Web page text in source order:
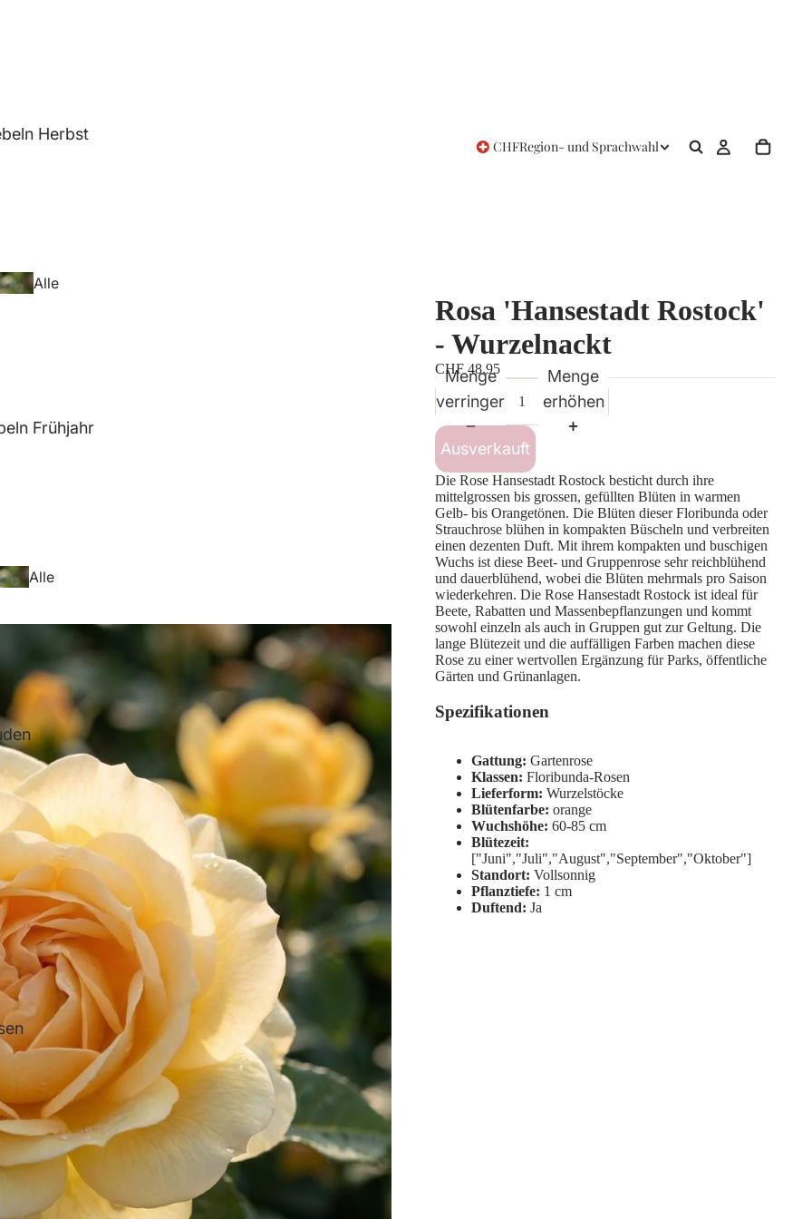
Herbst
Alle
Freesi
en
Fritillar
ia
Gladio
Frühjahr
Alle
Frühjahr
Anemo
ne
Begon
ie
CHFRegion- und Sprachwahl
Rosa 'Hansestadt Rostock'
- Wurzelnackt
CHF 48.95
Menge
verringern
Menge
erhöhen
Ausverkauft
Die Rose Hansestadt Rostock besticht durch ihre
mittelgrossen bis grossen, gefüllten Blüten in warmen
Gelb- bis Orangetönen. Die Blüten dieser Floribunda oder
Strauchrose blühen in kompakten Büscheln und verbreiten
einen dezenten Duft. Mit ihrem kompakten und buschigen
Wuchs ist diese Beet- und Gruppenrose sehr reichblühend
und dauerblühend, wobei die Blüten mehrmals pro Saison
wiederkehren. Die Rose Hansestadt Rostock ist ideal für
Beete, Rabatten und Massenbepflanzungen und kommt
sowohl einzeln als auch in Gruppen gut zur Geltung. Die
lange Blütezeit und die auffälligen Farben machen diese
Rose zu einer wertvollen Ergänzung für Parks, öffentliche
Gärten und Grünanlagen.
Spezifikationen
Gattung: Gartenrose
Klassen: Floribunda-Rosen
Lieferform: Wurzelstöcke
Blütenfarbe: orange
Wuchshöhe: 60-85 cm
Blütezeit:
["Juni","Juli","August","September","Oktober"]
Standort: Vollsonnig
Pflanztiefe: 1 cm
Duftend: Ja